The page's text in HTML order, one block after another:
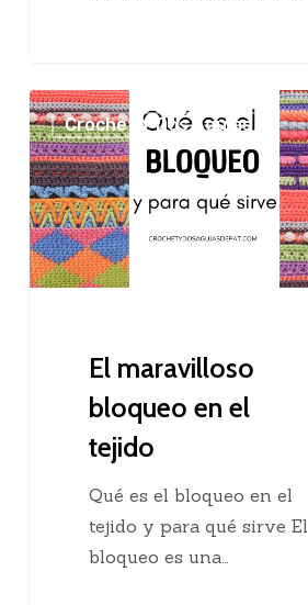
El
maravilloso
bloqueo
en
el
tejido
Crochet Y Dos Agujas
El maravilloso
bloqueo en el
tejido
Qué es el bloqueo en el
tejido y para qué sirve El
bloqueo es una…